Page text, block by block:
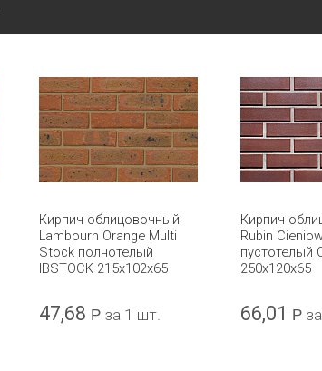
Кирпич облицовочный
Lambourn Orange Multi
Stock полнотелый
IBSTOCK 215x102x65
47,68 Р за 1 шт.
Кирпич
Rubin
пустотелый
250х120х65
66,01 Р